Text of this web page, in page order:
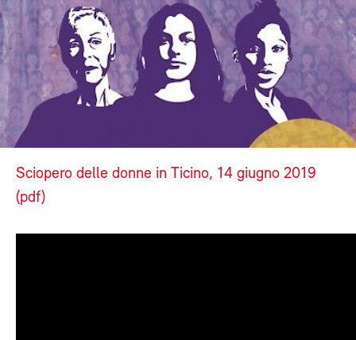
Sciopero delle donne in Ticino, 14 giugno 2019
(pdf)